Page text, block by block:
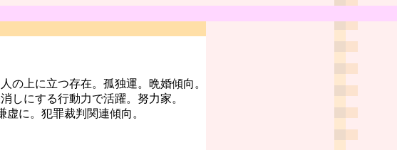
の上に立つ存在。孤独運。晩婚傾向。
しにする行動力で活躍。努力家。
に。犯罪裁判関連傾向。